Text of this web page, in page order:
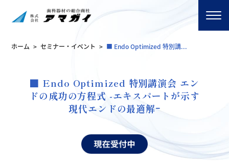
ホーム > セミナー・イベント > ■ Endo Optimized 特別講...
■ Endo Optimized 特別講演会 エン
ドの成功の方程式 -エキスパートが示す
現代エンドの最適解ｰ